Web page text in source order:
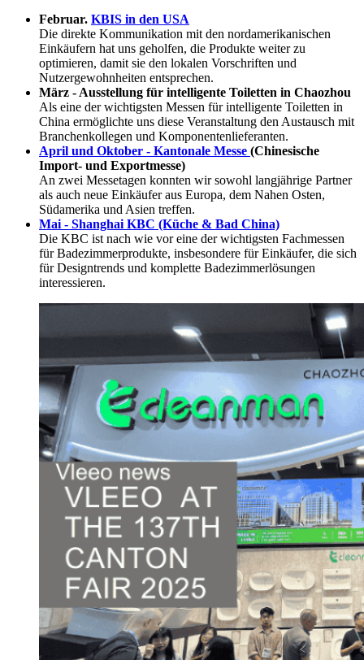
Februar. KBIS in den USA
Die direkte Kommunikation mit den nordamerikanischen
Einkäufern hat uns geholfen, die Produkte weiter zu
optimieren, damit sie den lokalen Vorschriften und
Nutzergewohnheiten entsprechen.
März - Ausstellung für intelligente Toiletten in Chaozhou
Als eine der wichtigsten Messen für intelligente Toiletten in
China ermöglichte uns diese Veranstaltung den Austausch mit
Branchenkollegen und Komponentenlieferanten.
April und Oktober - Kantonale Messe (Chinesische
Import- und Exportmesse)
An zwei Messetagen konnten wir sowohl langjährige Partner
als auch neue Einkäufer aus Europa, dem Nahen Osten,
Südamerika und Asien treffen.
Mai - Shanghai KBC (Küche & Bad China)
Die KBC ist nach wie vor eine der wichtigsten Fachmessen
für Badezimmerprodukte, insbesondere für Einkäufer, die sich
für Designtrends und komplette Badezimmerlösungen
interessieren.